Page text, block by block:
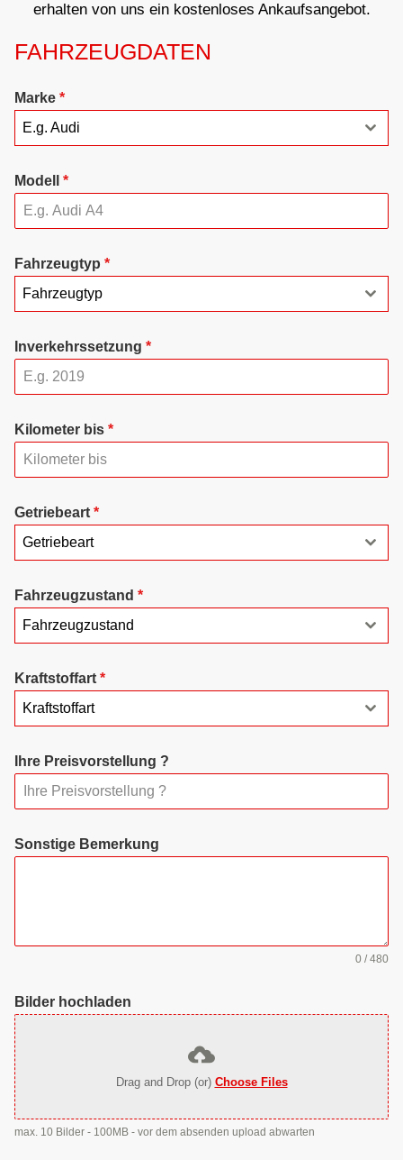
erhalten von uns ein kostenloses Ankaufsangebot.
FAHRZEUGDATEN
Marke *
E.g. Audi
Modell *
Fahrzeugtyp *
Fahrzeugtyp
Inverkehrssetzung *
Kilometer bis *
Getriebeart *
Getriebeart
Fahrzeugzustand *
Fahrzeugzustand
Kraftstoffart *
Kraftstoffart
Ihre Preisvorstellung ?
Sonstige Bemerkung
0 / 480
Bilder hochladen
Drag and Drop (or) Choose Files
max. 10 Bilder - 100MB - vor dem absenden upload abwarten